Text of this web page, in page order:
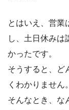
とはいえ、営業
し、土日休みは
かったです。
そうすると、ど
くわかりません。
そんなとき、な